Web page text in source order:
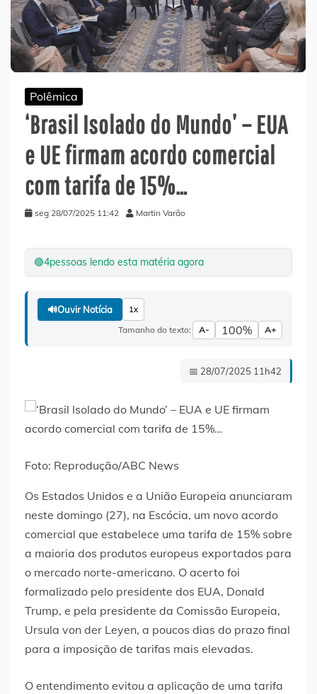
Polêmica
‘Brasil Isolado do Mundo’ – EUA
e UE firmam acordo comercial
com tarifa de 15%…
seg 28/07/2025 11:42 Martin Varão
🟢4pessoas lendo esta matéria agora
🔊Ouvir Notícia 1x
Tamanho do texto: A- 100% A+
📅 28/07/2025 11h42
Foto: Reprodução/ABC News
Os Estados Unidos e a União Europeia anunciaram
neste domingo (27), na Escócia, um novo acordo
comercial que estabelece uma tarifa de 15% sobre
a maioria dos produtos europeus exportados para
o mercado norte-americano. O acerto foi
formalizado pelo presidente dos EUA, Donald
Trump, e pela presidente da Comissão Europeia,
Ursula von der Leyen, a poucos dias do prazo final
para a imposição de tarifas mais elevadas.
O entendimento evitou a aplicação de uma tarifa